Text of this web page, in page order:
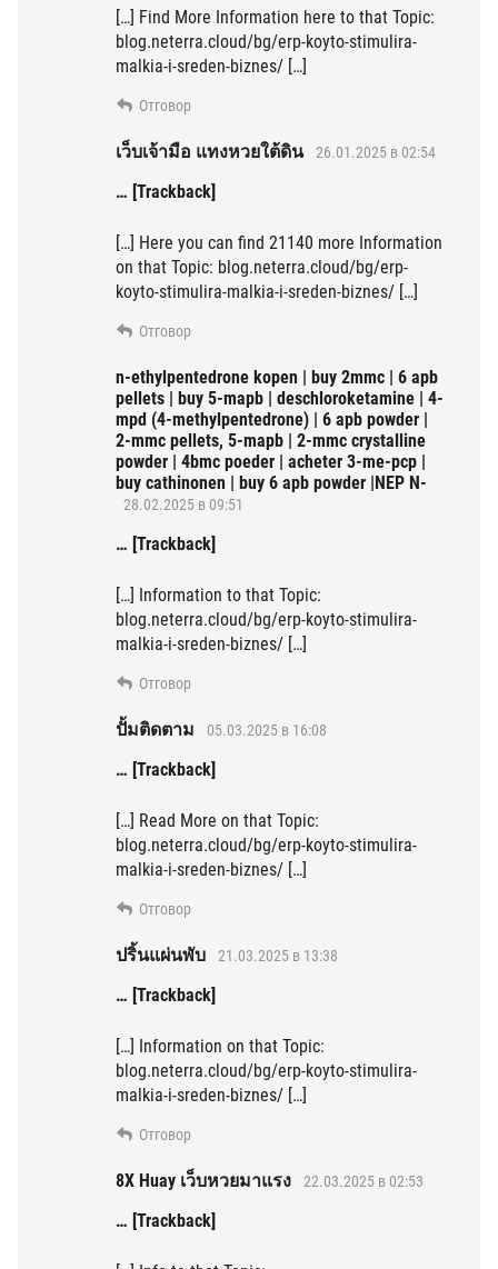
[…] Find More Information here to that Topic:
blog.neterra.cloud/bg/erp-koyto-stimulira-
malkia-i-sreden-biznes/ […]
Отговор
เว็บเจ้ามือ แทงหวยใต้ดิน 26.01.2025 в 02:54
… [Trackback]
[…] Here you can find 21140 more Information
on that Topic: blog.neterra.cloud/bg/erp-
koyto-stimulira-malkia-i-sreden-biznes/ […]
Отговор
n-ethylpentedrone kopen | buy 2mmc | 6 apb
pellets | buy 5-mapb | deschloroketamine | 4-
mpd (4-methylpentedrone) | 6 apb powder |
2-mmc pellets, 5-mapb | 2-mmc crystalline
powder | 4bmc poeder | acheter 3-me-pcp |
buy cathinonen | buy 6 apb powder |NEP N-
28.02.2025 в 09:51
… [Trackback]
[…] Information to that Topic:
blog.neterra.cloud/bg/erp-koyto-stimulira-
malkia-i-sreden-biznes/ […]
Отговор
ปั้มติดตาม 05.03.2025 в 16:08
… [Trackback]
[…] Read More on that Topic:
blog.neterra.cloud/bg/erp-koyto-stimulira-
malkia-i-sreden-biznes/ […]
Отговор
ปริ้นแผ่นพับ 21.03.2025 в 13:38
… [Trackback]
[…] Information on that Topic:
blog.neterra.cloud/bg/erp-koyto-stimulira-
malkia-i-sreden-biznes/ […]
Отговор
8X Huay เว็บหวยมาแรง 22.03.2025 в 02:53
… [Trackback]